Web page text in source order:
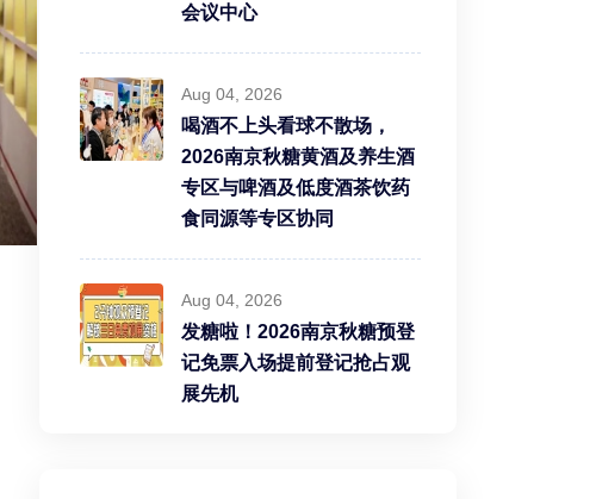
会议中心
Aug 04, 2026
喝酒不上头看球不散场，
2026南京秋糖黄酒及养生酒
专区与啤酒及低度酒茶饮药
食同源等专区协同
Aug 04, 2026
发糖啦！2026南京秋糖预登
记免票入场提前登记抢占观
展先机